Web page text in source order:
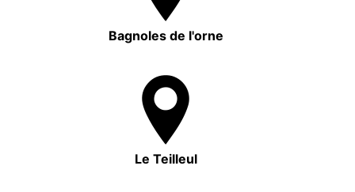
Bagnoles de l'orne
Le Teilleul